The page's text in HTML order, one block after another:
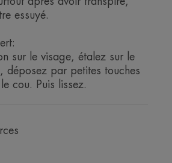
intolérantes.
: des filtres UVB-UVA
: pour une protection
essuyé.
sur le visage, étalez sur le
déposez par petites touches
cou. Puis lissez.